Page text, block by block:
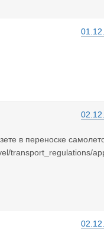
в переноске
transport_regulations/